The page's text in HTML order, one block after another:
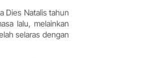
Dies Natalis tahun
lalu, melainkan
selaras dengan